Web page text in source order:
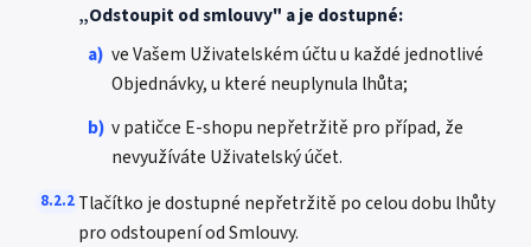
„Odstoupit od smlouvy" a je dostupné:
a) ve Vašem Uživatelském účtu u každé jednotlivé
Objednávky, u které neuplynula lhůta;
b) v patičce E-shopu nepřetržitě pro případ, že
nevyužíváte Uživatelský účet.
8.2.2 Tlačítko je dostupné nepřetržitě po celou dobu lhůty
pro odstoupení od Smlouvy.